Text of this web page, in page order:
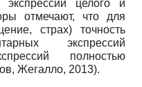
экспрессий целого и
отмечают, что для
страх) точность
экспрессий
полностью
Жегалло, 2013).